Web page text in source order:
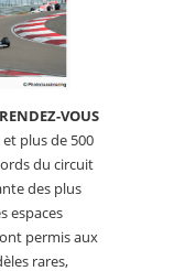
VOUS
plus de 500
du circuit
des plus
espaces
permis aux
rares,